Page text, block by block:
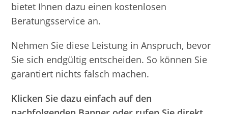
bietet Ihnen dazu einen kostenlosen
Beratungsservice an.
Nehmen Sie diese Leistung in Anspruch, bevor
Sie sich endgültig entscheiden. So können Sie
garantiert nichts falsch machen.
Klicken Sie dazu einfach auf den